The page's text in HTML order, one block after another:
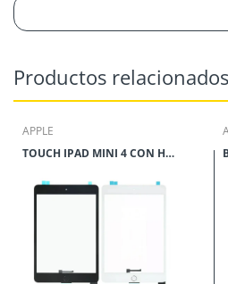
Productos relacionados
APPLE
TOUCH IPAD MINI 4 CON HOME